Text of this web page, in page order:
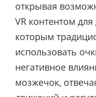
открывая
VR контентом
которым
использовать
негативное
мозжечок,